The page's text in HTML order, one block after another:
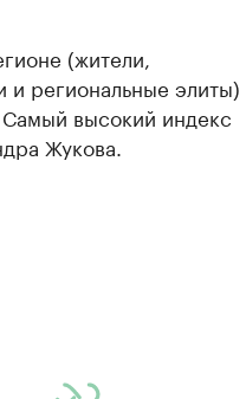
(жители,
и региональные элиты)
высокий индекс
Жукова.